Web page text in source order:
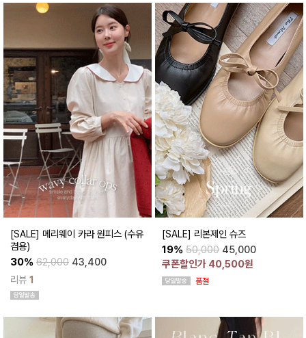
[SALE] 메리웨이 카라 원피스 (수유
겸용)
62,000 43,400
30%
리뷰 1
[SALE] 리본제인 슈즈
50,000 45,000
19%
쿠폰할인가 40,500원
품절